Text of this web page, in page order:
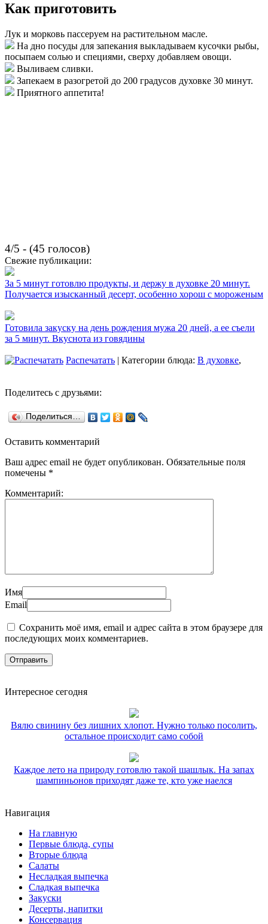
Как приготовить
Лук и морковь пассеруем на растительном масле.
На дно посуды для запекания выкладываем кусочки рыбы,
посыпаем солью и специями, сверху добавляем овощи.
Выливаем сливки.
Запекаем в разогретой до 200 градусов духовке 30 минут.
Приятного аппетита!
4/5 - (45 голосов)
Свежие публикации:
За 5 минут готовлю продукты, и держу в духовке 20 минут.
Получается изысканный десерт, особенно хорош с мороженым
Готовила закуску на день рождения мужа 20 дней, а ее съели
за 5 минут. Вкуснота из говядины
Распечатать | Категории блюда: В духовке,
Поделитесь с друзьями:
Поделиться…
Оставить комментарий
Ваш адрес email не будет опубликован. Обязательные поля
помечены *
Комментарий:
Имя
Email
Сохранить моё имя, email и адрес сайта в этом браузере для
последующих моих комментариев.
Интересное сегодня
Вялю свинину без лишних хлопот. Нужно только посолить,
остальное происходит само собой
Каждое лето на природу готовлю такой шашлык. На запах
шампиньонов приходят даже те, кто уже наелся
Навигация
На главную
Первые блюда, супы
Вторые блюда
Салаты
Несладкая выпечка
Сладкая выпечка
Закуски
Десерты, напитки
Консервация